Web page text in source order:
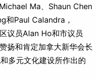
Ma、Shaun Chen
和Paul Calandra，
议员Alan Ho和市议员
扬和肯定加拿大新华会长
多元文化建设所作出的